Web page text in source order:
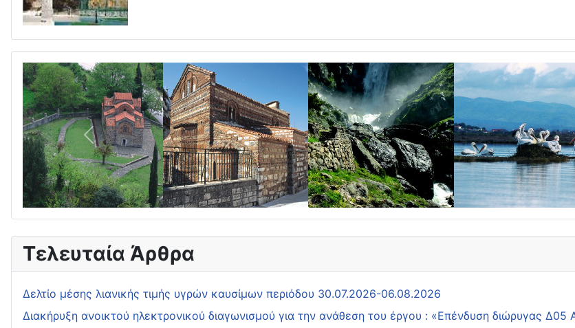
Πίσω
Τελευταία Άρθρα
Δελτίο μέσης λιανικής τιμής υγρών καυσίμων περιόδου 30.07.2026-06.08.2026
Διακήρυξη ανοικτού ηλεκτρονικού διαγωνισμού για την ανάθεση του έργου : «Επένδυση διώρυγας